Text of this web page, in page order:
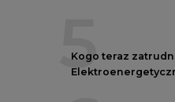
5
Kogo teraz